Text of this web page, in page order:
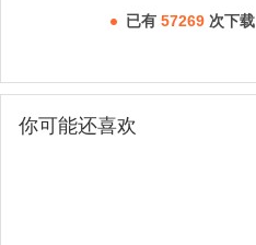
已有 57269 次下载
你可能还喜欢